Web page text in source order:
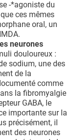
-*agoniste du
ces mêmes
oral, un
neurones
douloureux :
sodium, une des
de la
comme
la fibromyalgie
GABA, le
importante sur la
précisément, il
des neurones